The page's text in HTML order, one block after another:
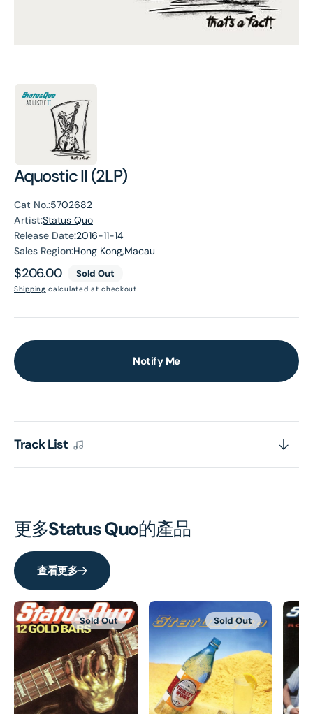
Aquostic II (2LP)
Cat No.:5702682
Artist:Status Quo
Release Date:2016-11-14
Sales Region:Hong Kong,Macau
Regular
price
$206.00 Sold Out
Shipping calculated at checkout.
Notify Me
Track List
更多Status Quo的產品
查看更多
Sold Out Sold Out